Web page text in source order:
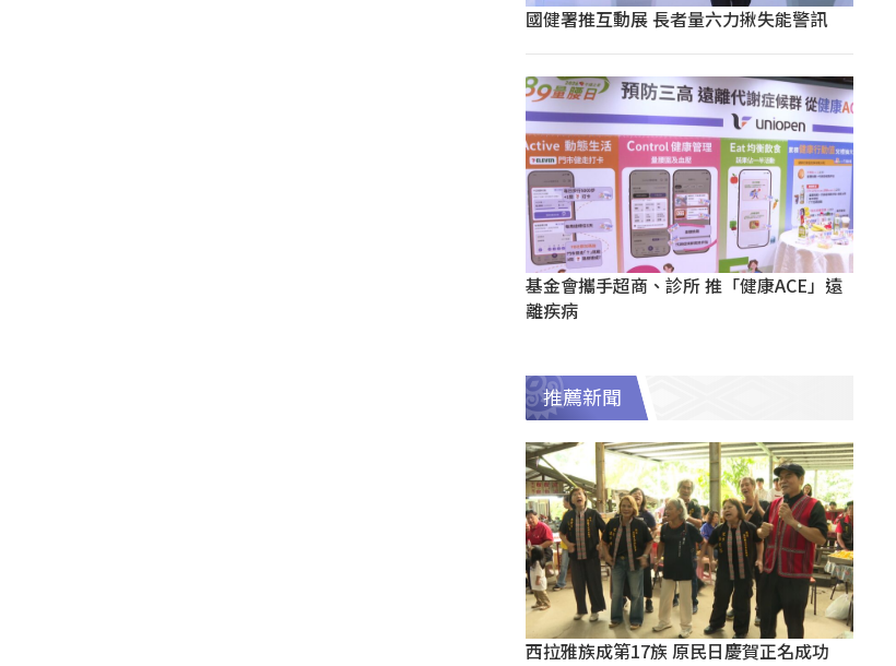
國健署推互動展 長者量六力揪失能警訊
基金會攜手超商、診所 推「健康ACE」遠
離疾病
推薦新聞
西拉雅族成第17族 原民日慶賀正名成功